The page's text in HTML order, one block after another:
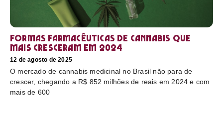
Formas farmacêuticas de cannabis que
mais cresceram em 2024
12 de agosto de 2025
O mercado de cannabis medicinal no Brasil não para de
crescer, chegando a R$ 852 milhões de reais em 2024 e com
mais de 600